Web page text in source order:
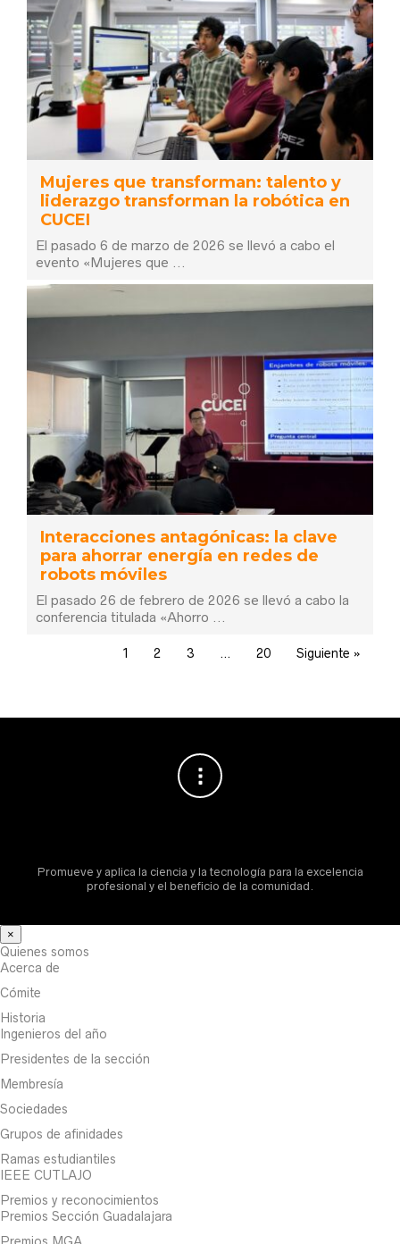
Mujeres que transforman: talento y
liderazgo transforman la robótica en
CUCEI
El pasado 6 de marzo de 2026 se llevó a cabo el
evento «Mujeres que …
Interacciones antagónicas: la clave
para ahorrar energía en redes de
robots móviles
El pasado 26 de febrero de 2026 se llevó a cabo la
conferencia titulada «Ahorro …
1 2 3 … 20 Siguiente »
Promueve y aplica la ciencia y la tecnología para la excelencia
profesional y el beneficio de la comunidad.
×
Quienes somos
Acerca de
Cómite
Historia
Ingenieros del año
Presidentes de la sección
Membresía
Sociedades
Grupos de afinidades
Ramas estudiantiles
IEEE CUTLAJO
Premios y reconocimientos
Premios Sección Guadalajara
Premios MGA